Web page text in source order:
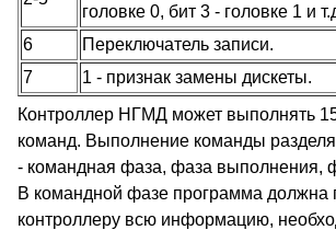
головке 0, бит 3 - головке 1 и
6
Переключатель записи.
7
1 - признак замены дискеты.
Контроллер НГМД может выполнять
команд. Выполнение команды
- командная фаза, фаза выполнения,
В командной фазе программа должна
контроллеру всю информацию,